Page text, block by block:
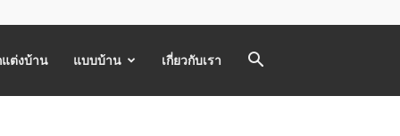
ต่งบ้าน แบบบ้าน เกี่ยวกับเรา